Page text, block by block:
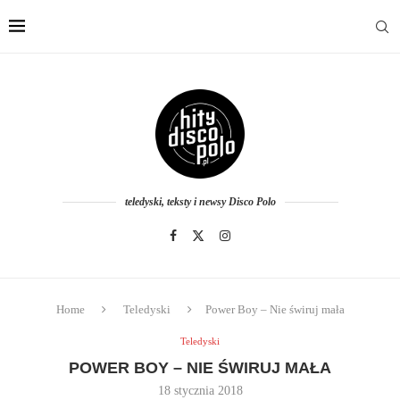
teledyski, teksty i newsy Disco Polo
Home Teledyski Power Boy – Nie świruj mała
Teledyski
POWER BOY – NIE ŚWIRUJ MAŁA
18 stycznia 2018